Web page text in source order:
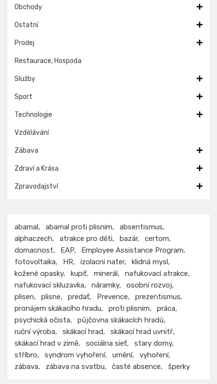
Obchody
Ostatní
Prodej
Restaurace, Hospoda
Služby
Sport
Technologie
Vzdělávání
Zábava
Zdraví a Krása
Zpravodajství
abamal abamal proti plisnim
absentismus
alphaczech
atrakce pro děti bazár
certom
domacnost
EAP
Employee Assistance Program
fotovoltaika
HR izolacni nater
klidná mysl
kožené opasky
kupiť minerál
nafukovací atrakce
nafukovací skluzavka
náramky
osobní rozvoj
plisen
plisne predať Prevence
prezentismus
pronájem skákacího hradu
proti plisnim
práca
psychická očista
půjčovna skákacích hradů
ruční výroba
skákací hrad
skákací hrad uvnitř
skákací hrad v zimě
sociálna sieť
stary domy
stříbro
syndrom vyhoření umění
vyhoření
zábava
zábava na svatbu časté absence šperky